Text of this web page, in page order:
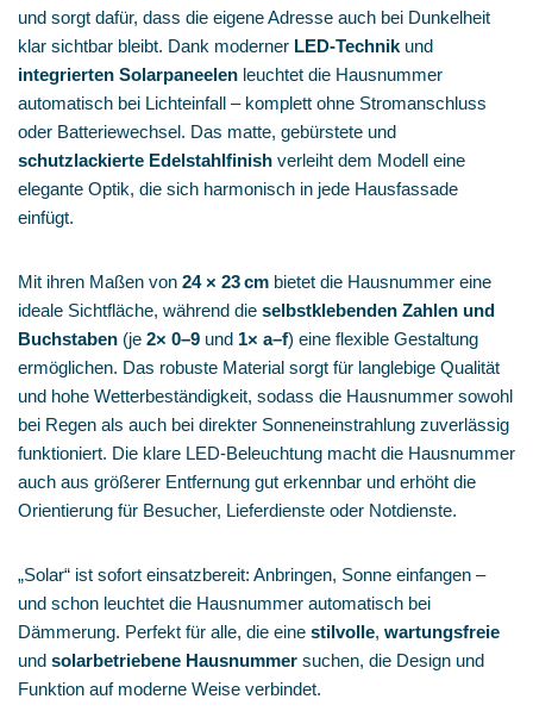
und sorgt dafür, dass die eigene Adresse auch bei Dunkelheit
klar sichtbar bleibt. Dank moderner LED‑Technik und
integrierten Solarpaneelen leuchtet die Hausnummer
automatisch bei Lichteinfall – komplett ohne Stromanschluss
oder Batteriewechsel. Das matte, gebürstete und
schutzlackierte Edelstahlfinish verleiht dem Modell eine
elegante Optik, die sich harmonisch in jede Hausfassade
einfügt.
Mit ihren Maßen von 24 × 23 cm bietet die Hausnummer eine
ideale Sichtfläche, während die selbstklebenden Zahlen und
Buchstaben (je 2× 0–9 und 1× a–f) eine flexible Gestaltung
ermöglichen. Das robuste Material sorgt für langlebige Qualität
und hohe Wetterbeständigkeit, sodass die Hausnummer sowohl
bei Regen als auch bei direkter Sonneneinstrahlung zuverlässig
funktioniert. Die klare LED‑Beleuchtung macht die Hausnummer
auch aus größerer Entfernung gut erkennbar und erhöht die
Orientierung für Besucher, Lieferdienste oder Notdienste.
„Solar“ ist sofort einsatzbereit: Anbringen, Sonne einfangen –
und schon leuchtet die Hausnummer automatisch bei
Dämmerung. Perfekt für alle, die eine stilvolle, wartungsfreie
und solarbetriebene Hausnummer suchen, die Design und
Funktion auf moderne Weise verbindet.